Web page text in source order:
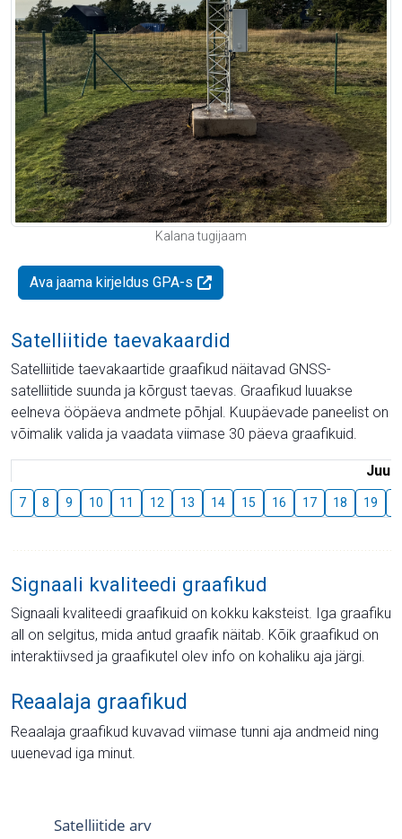
Kalana tugijaam
Ava jaama kirjeldus GPA-s
Satelliitide taevakaardid
Satelliitide taevakaartide graafikud näitavad GNSS-
satelliitide suunda ja kõrgust taevas. Graafikud luuakse
eelneva ööpäeva andmete põhjal. Kuupäevade paneelist on
võimalik valida ja vaadata viimase 30 päeva graafikuid.
Juuli
7 8 9 10 11 12 13 14 15 16 17 18 19
Signaali kvaliteedi graafikud
Signaali kvaliteedi graafikuid on kokku kaksteist. Iga graafiku
all on selgitus, mida antud graafik näitab. Kõik graafikud on
interaktiivsed ja graafikutel olev info on kohaliku aja järgi.
Reaalaja graafikud
Reaalaja graafikud kuvavad viimase tunni aja andmeid ning
uuenevad iga minut.